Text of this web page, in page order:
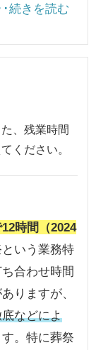
･続きを読む
、残業時間
ください。
時間（2024
いう業務特
合わせ時間
りますが、
などによ
。特に葬祭